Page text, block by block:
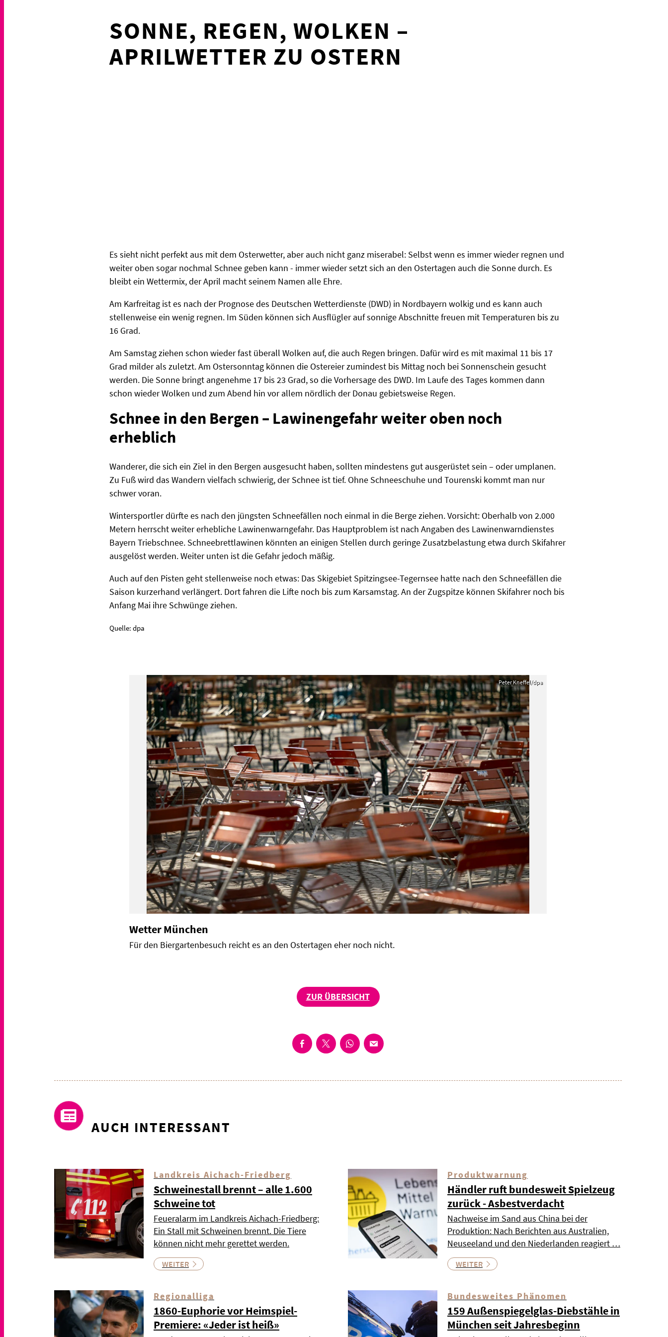
SONNE, REGEN, WOLKEN –
APRILWETTER ZU OSTERN
Es sieht nicht perfekt aus mit dem Osterwetter, aber auch nicht ganz miserabel: Selbst wenn es immer wieder regnen und
weiter oben sogar nochmal Schnee geben kann - immer wieder setzt sich an den Ostertagen auch die Sonne durch. Es
bleibt ein Wettermix, der April macht seinem Namen alle Ehre.
Am Karfreitag ist es nach der Prognose des Deutschen Wetterdienste (DWD) in Nordbayern wolkig und es kann auch
stellenweise ein wenig regnen. Im Süden können sich Ausflügler auf sonnige Abschnitte freuen mit Temperaturen bis zu
16 Grad.
Am Samstag ziehen schon wieder fast überall Wolken auf, die auch Regen bringen. Dafür wird es mit maximal 11 bis 17
Grad milder als zuletzt. Am Ostersonntag können die Ostereier zumindest bis Mittag noch bei Sonnenschein gesucht
werden. Die Sonne bringt angenehme 17 bis 23 Grad, so die Vorhersage des DWD. Im Laufe des Tages kommen dann
schon wieder Wolken und zum Abend hin vor allem nördlich der Donau gebietsweise Regen.
Schnee in den Bergen – Lawinengefahr weiter oben noch
erheblich
Wanderer, die sich ein Ziel in den Bergen ausgesucht haben, sollten mindestens gut ausgerüstet sein – oder umplanen.
Zu Fuß wird das Wandern vielfach schwierig, der Schnee ist tief. Ohne Schneeschuhe und Tourenski kommt man nur
schwer voran.
Wintersportler dürfte es nach den jüngsten Schneefällen noch einmal in die Berge ziehen. Vorsicht: Oberhalb von 2.000
Metern herrscht weiter erhebliche Lawinenwarngefahr. Das Hauptproblem ist nach Angaben des Lawinenwarndienstes
Bayern Triebschnee. Schneebrettlawinen könnten an einigen Stellen durch geringe Zusatzbelastung etwa durch Skifahrer
ausgelöst werden. Weiter unten ist die Gefahr jedoch mäßig.
Auch auf den Pisten geht stellenweise noch etwas: Das Skigebiet Spitzingsee-Tegernsee hatte nach den Schneefällen die
Saison kurzerhand verlängert. Dort fahren die Lifte noch bis zum Karsamstag. An der Zugspitze können Skifahrer noch bis
Anfang Mai ihre Schwünge ziehen.
Quelle: dpa
Peter Kneffel/dpa
Wetter München
Für den Biergartenbesuch reicht es an den Ostertagen eher noch nicht.
ZUR ÜBERSICHT
AUCH INTERESSANT
Landkreis Aichach-Friedberg
Schweinestall brennt – alle 1.600
Schweine tot
Feueralarm im Landkreis Aichach-Friedberg:
Ein Stall mit Schweinen brennt. Die Tiere
können nicht mehr gerettet werden.
WEITER
Produktwarnung
Händler ruft bundesweit Spielzeug
zurück - Asbestverdacht
Nachweise im Sand aus China bei der
Produktion: Nach Berichten aus Australien,
Neuseeland und den Niederlanden reagiert …
WEITER
Regionalliga
1860-Euphorie vor Heimspiel-
Premiere: «Jeder ist heiß»
Bundesweites Phänomen
159 Außenspiegelglas-Diebstähle in
München seit Jahresbeginn